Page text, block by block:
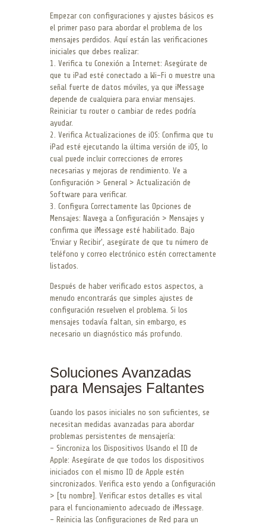
Empezar con configuraciones y ajustes básicos es
el primer paso para abordar el problema de los
mensajes perdidos. Aquí están las verificaciones
iniciales que debes realizar:
1. Verifica tu Conexión a Internet: Asegúrate de
que tu iPad esté conectado a Wi-Fi o muestre una
señal fuerte de datos móviles, ya que iMessage
depende de cualquiera para enviar mensajes.
Reiniciar tu router o cambiar de redes podría
ayudar.
2. Verifica Actualizaciones de iOS: Confirma que tu
iPad esté ejecutando la última versión de iOS, lo
cual puede incluir correcciones de errores
necesarias y mejoras de rendimiento. Ve a
Configuración > General > Actualización de
Software para verificar.
3. Configura Correctamente las Opciones de
Mensajes: Navega a Configuración > Mensajes y
confirma que iMessage esté habilitado. Bajo
‘Enviar y Recibir’, asegúrate de que tu número de
teléfono y correo electrónico estén correctamente
listados.
Después de haber verificado estos aspectos, a
menudo encontrarás que simples ajustes de
configuración resuelven el problema. Si los
mensajes todavía faltan, sin embargo, es
necesario un diagnóstico más profundo.
Soluciones Avanzadas
para Mensajes Faltantes
Cuando los pasos iniciales no son suficientes, se
necesitan medidas avanzadas para abordar
problemas persistentes de mensajería:
– Sincroniza los Dispositivos Usando el ID de
Apple: Asegúrate de que todos los dispositivos
iniciados con el mismo ID de Apple estén
sincronizados. Verifica esto yendo a Configuración
> [tu nombre]. Verificar estos detalles es vital
para el funcionamiento adecuado de iMessage.
– Reinicia las Configuraciones de Red para un